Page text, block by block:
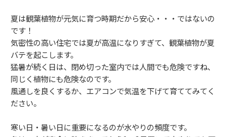
夏は観葉植物が元気に育つ時期だから安心・・・ではないの
です！
気密性の高い住宅では夏が高温になりすぎて、観葉植物が夏
バテを起こします。
猛暑が続く日は、閉め切った室内では人間でも危険ですね、
同じく植物にも危険なのです。
風通しを良くするか、エアコンで気温を下げて育ててみてく
ださい。
寒い日・暑い日に重要になるのが水やりの頻度です。